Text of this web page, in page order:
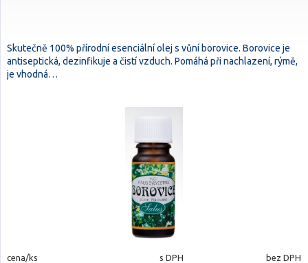
Skutečně 100% přírodní esenciální olej s vůní borovice. Borovice je
antiseptická, dezinfikuje a čistí vzduch. Pomáhá při nachlazení, rýmě,
je vhodná…
cena/ks s DPH bez DPH